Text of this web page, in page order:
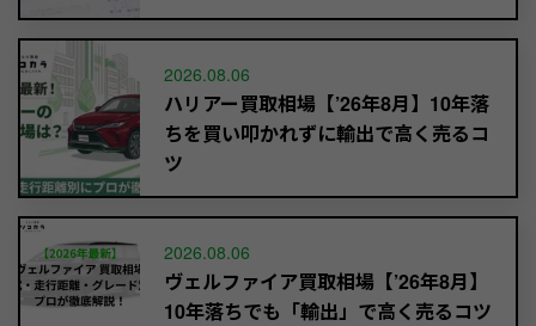
2026.08.06
ハリアー買取相場【’26年8月】10年落
ちを買い叩かれずに輸出で高く売るコ
ツ
2026.08.06
ヴェルファイア買取相場【’26年8月】
10年落ちでも「輸出」で高く売るコツ